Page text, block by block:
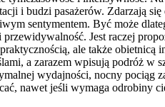
i budzi pasażerów. Zdarzają
sentymentem. Być może
Jest raczej
ale także obietnicą
a zarazem wpisują podróż
wydajności, nocny
nawet jeśli wymaga odrobiny